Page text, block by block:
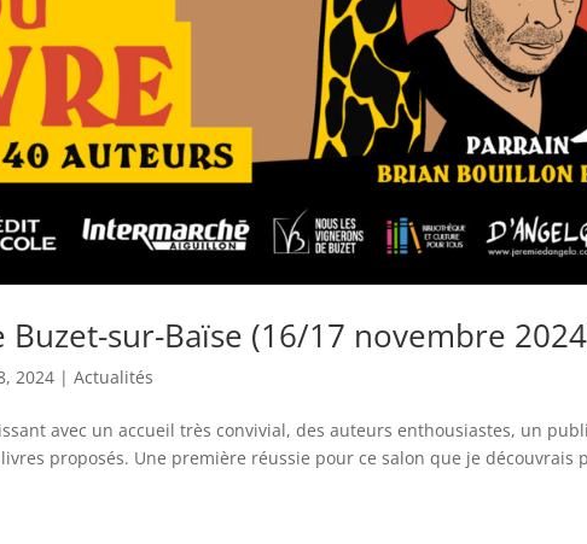
sur-Baïse (16/17 novembre
2024 |Actualités
avec un accueil très convivial, des auteurs enthousiastes, un
proposés. Une première réussie pour ce salon que je découvrais